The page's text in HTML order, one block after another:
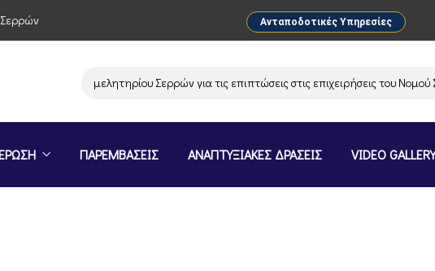
Ανταποδοτικές Υπηρεσίες
του Επιμελητηρίου Σερρών για τις επιπτώσεις στις επιχειρήσεις του Νομού
ΠΑΡΕΜΒΑΣΕΙΣ ΑΝΑΠΤΥΞΙΑΚΕΣ ΔΡΑΣΕΙΣ VIDEO GALLERY